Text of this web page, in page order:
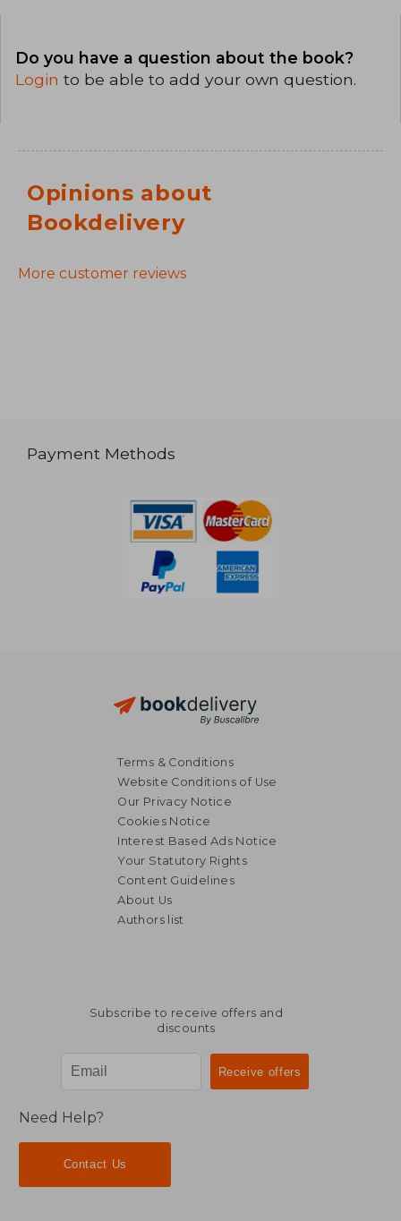
Do you have a question about the book?
Login to be able to add your own question.
Opinions about
Bookdelivery
More customer reviews
Payment Methods
Terms & Conditions
Website Conditions of Use
Our Privacy Notice
Cookies Notice
Interest Based Ads Notice
Your Statutory Rights
Content Guidelines
About Us
Authors list
Subscribe to receive offers and
discounts
Need Help?
Contact Us